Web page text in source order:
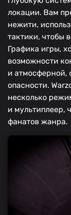
локации. Вам
нежити,
тактики, чтобы
Графика игры,
возможности
и атмосферной,
опасности.
несколько
и мультиплеер,
фанатов жанра.